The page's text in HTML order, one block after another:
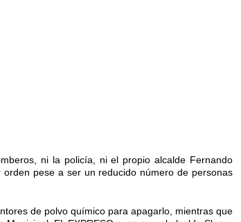
ni la policía, ni el propio alcalde Fernando
pese a ser un reducido número de personas
de polvo químico para apagarlo, mientras que